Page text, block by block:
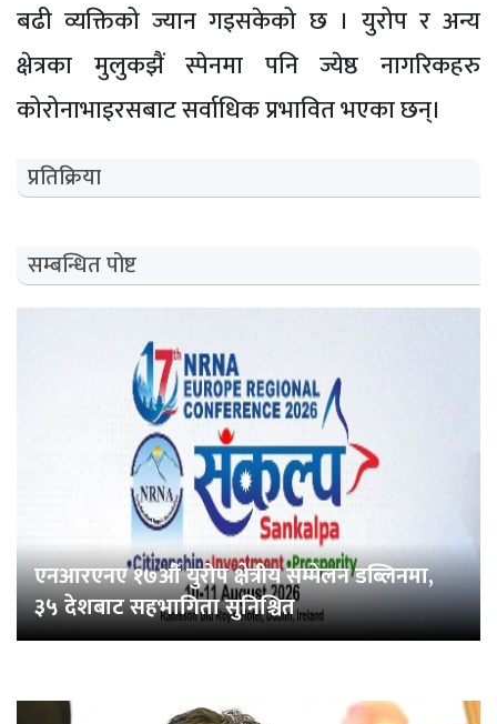
बढी व्यक्तिको ज्यान गइसकेको छ । युरोप र अन्य
क्षेत्रका मुलुकझैं स्पेनमा पनि ज्येष्ठ नागरिकहरु
कोरोनाभाइरसबाट सर्वाधिक प्रभावित भएका छन्।
प्रतिक्रिया
सम्बन्धित पोष्ट
एनआरएनए १७औँ युरोप क्षेत्रीय सम्मेलन डब्लिनमा,
३५ देशबाट सहभागिता सुनिश्चित